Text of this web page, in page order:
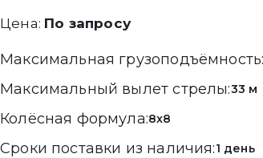
Цена: По запросу
Максимальная грузоподъёмность
Максимальный вылет стрелы33 м
Колёсная формула 8x8
Сроки поставки из наличия 1 день